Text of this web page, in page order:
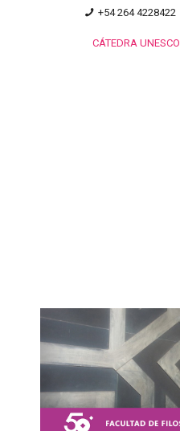
+54 264 4228422
CÁTEDRA UNESCO